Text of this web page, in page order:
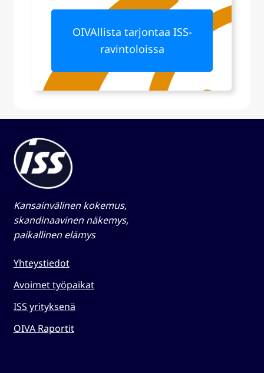
OIVAllista tarjontaa ISS-
ravintoloissa
Kansainvälinen kokemus,
skandinaavinen näkemys,
paikallinen elämys​
Yhteystiedot
Avoimet työpaikat
ISS yrityksenä
OIVA Raportit